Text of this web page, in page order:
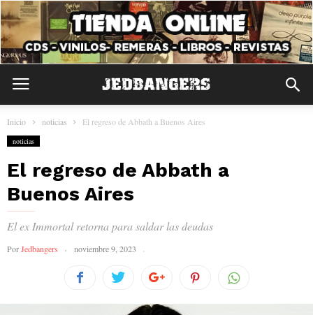
Inicio noticias El regreso de Abbath a Buenos Aires
noticias
El regreso de Abbath a
Buenos Aires
El ex Immortal retorna para saldar las deudas
PorJedbangers noviembre 9, 2023